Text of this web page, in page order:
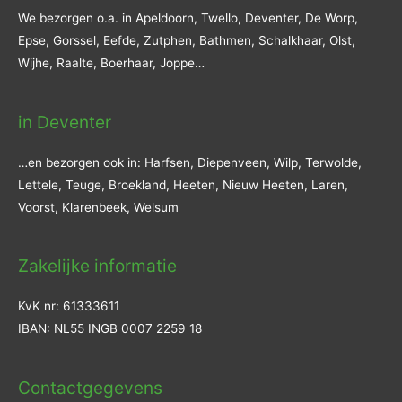
We bezorgen o.a. in Apeldoorn, Twello, Deventer, De Worp,
Epse, Gorssel, Eefde, Zutphen, Bathmen, Schalkhaar, Olst,
Wijhe, Raalte, Boerhaar, Joppe…
in Deventer
…en bezorgen ook in: Harfsen, Diepenveen, Wilp, Terwolde,
Lettele, Teuge, Broekland, Heeten, Nieuw Heeten, Laren,
Voorst, Klarenbeek, Welsum
Zakelijke informatie
KvK nr: 61333611
IBAN: NL55 INGB 0007 2259 18
Contactgegevens